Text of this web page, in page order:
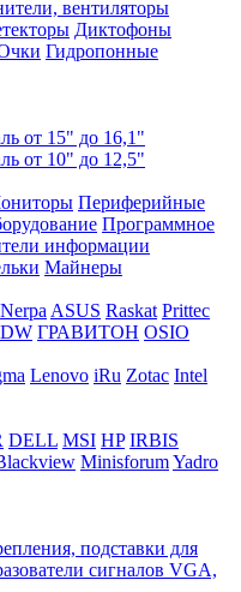
вентиляторы
Диктофоны
Гидропонные
от 15" до 16,1"
от 10" до 12,5"
Периферийные
Программное
информации
Майнеры
Nerpa ASUS Raskat Prittec
ГРАВИТОН OSIO
Lenovo iRu Zotac Intel
DELL MSI HP IRBIS
MinisforumYadro
подставки для
сигналов VGA,